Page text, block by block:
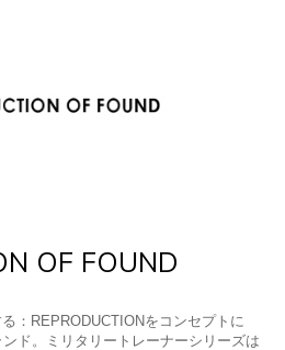
OF FOUND
：REPRODUCTIONをコンセプトに
ド。ミリタリートレーナーシリーズは